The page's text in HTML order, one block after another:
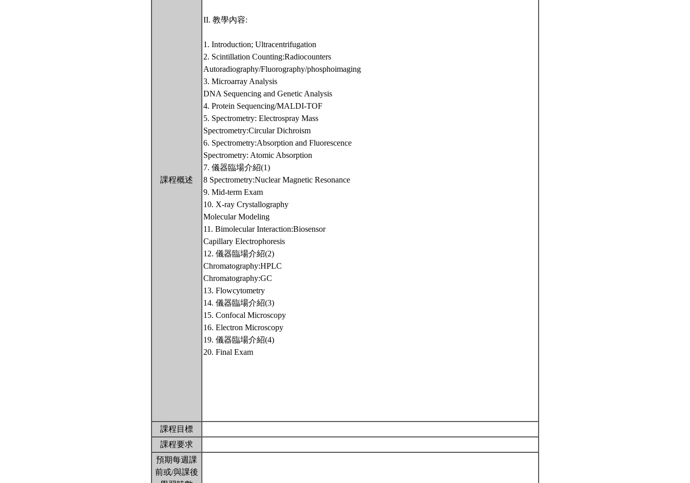
課程概述
II. 教學內容:
1. Introduction; Ultracentrifugation
2. Scintillation Counting:Radiocounters
Autoradiography/Fluorography/phosphoimaging
3. Microarray Analysis
DNA Sequencing and Genetic Analysis
4. Protein Sequencing/MALDI-TOF
5. Spectrometry: Electrospray Mass
Spectrometry:Circular Dichroism
6. Spectrometry:Absorption and Fluorescence
Spectrometry: Atomic Absorption
7. 儀器臨場介紹(1)
8 Spectrometry:Nuclear Magnetic Resonance
9. Mid-term Exam
10. X-ray Crystallography
Molecular Modeling
11. Bimolecular Interaction:Biosensor
Capillary Electrophoresis
12. 儀器臨場介紹(2)
Chromatography:HPLC
Chromatography:GC
13. Flowcytometry
14. 儀器臨場介紹(3)
15. Confocal Microscopy
16. Electron Microscopy
19. 儀器臨場介紹(4)
20. Final Exam
課程目標
課程要求
預期每週課
前或/與課後